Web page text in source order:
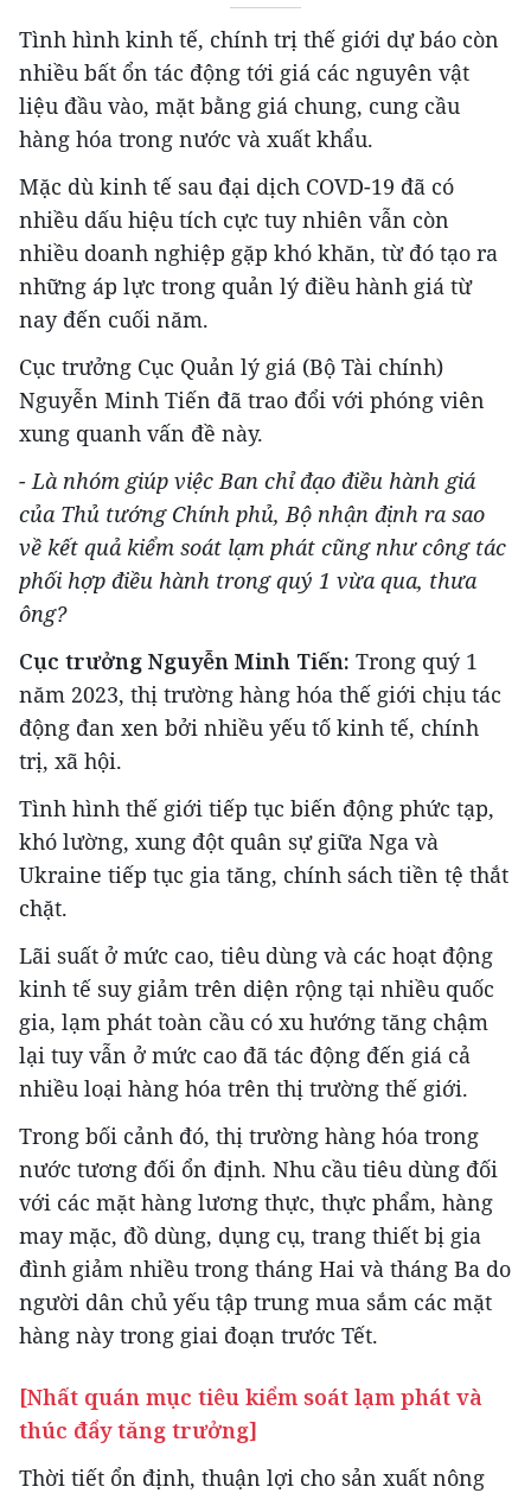
Tình hình kinh tế, chính trị thế giới dự báo còn
nhiều bất ổn tác động tới giá các nguyên vật
liệu đầu vào, mặt bằng giá chung, cung cầu
hàng hóa trong nước và xuất khẩu.
Mặc dù kinh tế sau đại dịch COVD-19 đã có
nhiều dấu hiệu tích cực tuy nhiên vẫn còn
nhiều doanh nghiệp gặp khó khăn, từ đó tạo ra
những áp lực trong quản lý điều hành giá từ
nay đến cuối năm.
Cục trưởng Cục Quản lý giá (Bộ Tài chính)
Nguyễn Minh Tiến đã trao đổi với phóng viên
xung quanh vấn đề này.
- Là nhóm giúp việc Ban chỉ đạo điều hành giá
của Thủ tướng Chính phủ, Bộ nhận định ra sao
về kết quả kiểm soát lạm phát cũng như công tác
phối hợp điều hành trong quý 1 vừa qua, thưa
ông?
Cục trưởng Nguyễn Minh Tiến: Trong quý 1
năm 2023, thị trường hàng hóa thế giới chịu tác
động đan xen bởi nhiều yếu tố kinh tế, chính
trị, xã hội.
Tình hình thế giới tiếp tục biến động phức tạp,
khó lường, xung đột quân sự giữa Nga và
Ukraine tiếp tục gia tăng, chính sách tiền tệ thắt
chặt.
Lãi suất ở mức cao, tiêu dùng và các hoạt động
kinh tế suy giảm trên diện rộng tại nhiều quốc
gia, lạm phát toàn cầu có xu hướng tăng chậm
lại tuy vẫn ở mức cao đã tác động đến giá cả
nhiều loại hàng hóa trên thị trường thế giới.
Trong bối cảnh đó, thị trường hàng hóa trong
nước tương đối ổn định. Nhu cầu tiêu dùng đối
với các mặt hàng lương thực, thực phẩm, hàng
may mặc, đồ dùng, dụng cụ, trang thiết bị gia
đình giảm nhiều trong tháng Hai và tháng Ba do
người dân chủ yếu tập trung mua sắm các mặt
hàng này trong giai đoạn trước Tết.
[Nhất quán mục tiêu kiểm soát lạm phát và
thúc đẩy tăng trưởng]
Thời tiết ổn định, thuận lợi cho sản xuất nông